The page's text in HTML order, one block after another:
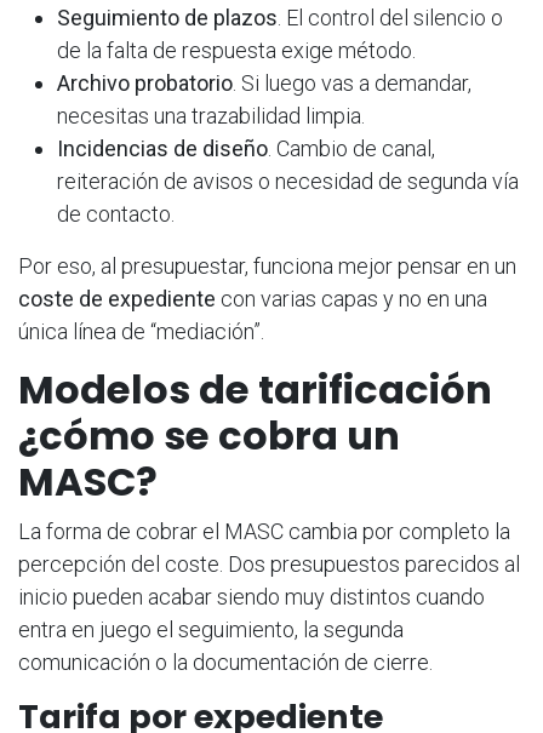
Seguimiento de plazos. El control del silencio o
de la falta de respuesta exige método.
Archivo probatorio. Si luego vas a demandar,
necesitas una trazabilidad limpia.
Incidencias de diseño. Cambio de canal,
reiteración de avisos o necesidad de segunda vía
de contacto.
Por eso, al presupuestar, funciona mejor pensar en un
coste de expediente con varias capas y no en una
única línea de “mediación”.
Modelos de tarificación
¿cómo se cobra un
MASC?
La forma de cobrar el MASC cambia por completo la
percepción del coste. Dos presupuestos parecidos al
inicio pueden acabar siendo muy distintos cuando
entra en juego el seguimiento, la segunda
comunicación o la documentación de cierre.
Tarifa por expediente